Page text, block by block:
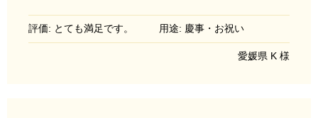
評価: とても満足です。 用途: 慶事・お祝い
愛媛県 K 様